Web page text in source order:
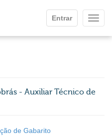
Entrar
- Auxiliar Técnico de
de Gabarito